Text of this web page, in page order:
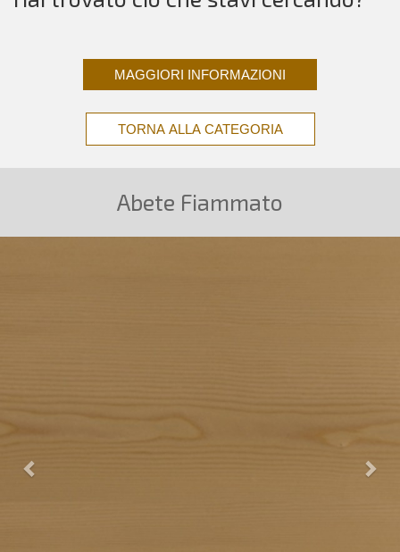
MAGGIORI INFORMAZIONI
TORNA ALLA CATEGORIA
Abete Fiammato